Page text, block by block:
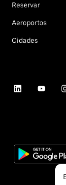
Reservar
Aeroportos
Cidades